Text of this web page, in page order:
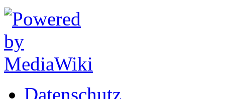
Datenschutz